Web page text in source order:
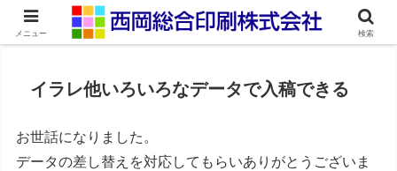
ネット印刷通販・オンデマンド印刷
イラレ他いろいろなデータで入稿できる
お世話になりました。
データの差し替えを対応してもらいありがとうございま
メニュー 検索